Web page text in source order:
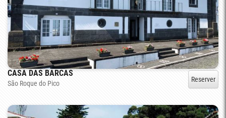
CASA DAS BARCAS
São Roque do Pico Reserver